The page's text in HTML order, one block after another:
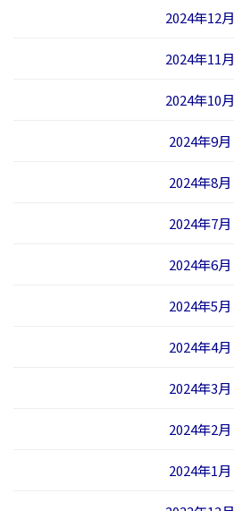
2024年12月
2024年11月
2024年10月
2024年9月
2024年8月
2024年7月
2024年6月
2024年5月
2024年4月
2024年3月
2024年2月
2024年1月